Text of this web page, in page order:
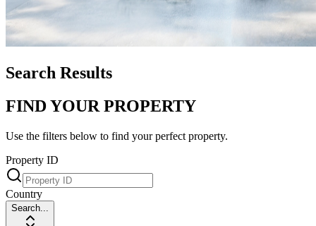
Search Results
FIND YOUR PROPERTY
Use the filters below to find your perfect property.
Property ID
Country
Search...